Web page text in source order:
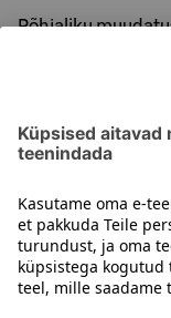
Põhjaliku
aastate alguses.
31.10.2003.
restoranimaailm
korraldati aastani
nimi Sokos Hotel
rajati hotelli